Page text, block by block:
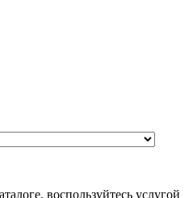
воспользуйтесь услугой